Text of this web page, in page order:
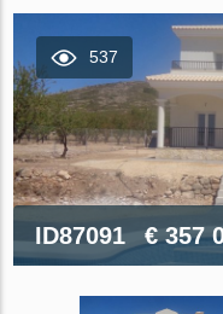
537
ID87091 € 357